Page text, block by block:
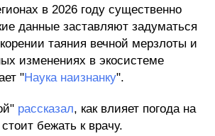
в 2026 году существенно
данные заставляют задуматься
таяния вечной мерзлоты и
изменениях в экосистеме
"Наука наизнанку".
рассказал, как влияет погода на
бежать к врачу.